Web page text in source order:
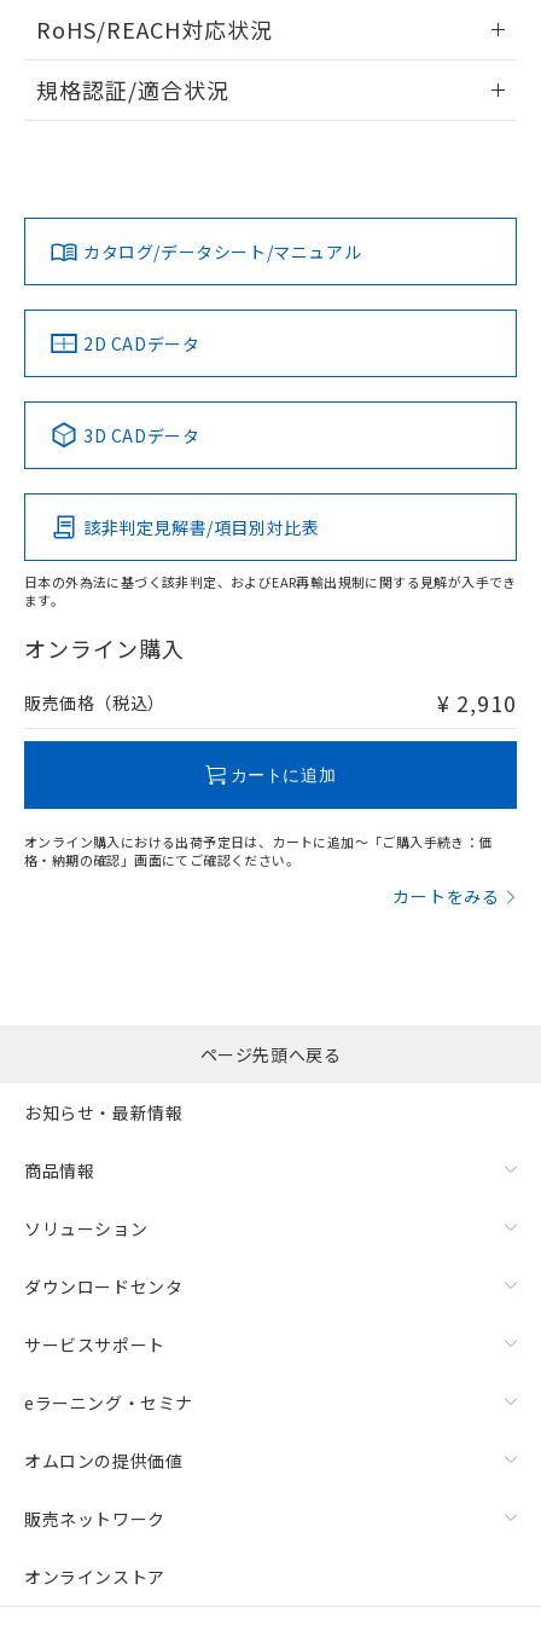
ドすることができます。
ログイン/会員登録
ダウンロードデータをご利用いただく前に、以下を必ずお読
みください。
ソフトウェアの使用条件
RoHS/REACH対応状況
EU RoHS 注意事項・凡例
対応済み
中国 RoHS 注意事項・凡例
Pb Hg Cd Cr(VI)
O
在庫等で未対応品が混在する可能性があります。
問い合わせください。
規格認証/適合状況
LR型式承認
（イギリス
船舶規格）
DNV型式承認
（ノルウェー
BV型式承認
（フランス
KR型式
（韓国
No No No No
この製品の規格認証/適合状況ページへ
その他の認証はこちらのページからご検索ください
カタログ/データシート/マニュアル
2D CADデータ
3D CADデータ
該非判定見解書/項目別対比表
日本の外為法に基づく該非判定、およびEAR再輸出規制に関する見解が入手でき
ます。
オンライン購入
販売価格（税込） ¥ 2,910
カートに追加
オンライン購入における出荷予定日は、カートに追加～「ご購入手続き：価
格・納期の確認」画面にてご確認ください。
カートをみる
登録された部品リストについて、当社
および当社の共同利用者が、当社の製
品・サービスに関するお客様との取
用者の範囲」に記載されている法人を
指します。
※3 非含有証明書ダウンロード
下記の非含有証明書をダウンロードするこ
とができます。
ものではありません。
また、RoHS指令のフタル酸エステル類４
物質の対応では、対応完了までの期間は出
荷製品に未対応品が混在することから備考
欄に対応日を記載しておりました。
既に当社にて対応品への在庫切替を完了
していることから、特段のことがない限
り、2022年1月12日より割愛しておりま
ページ先頭へ戻る
お知らせ・最新情報
商品情報
ソリューション
ダウンロードセンタ
サービスサポート
eラーニング・セミナ
オムロンの提供価値
販売ネットワーク
オンラインストア